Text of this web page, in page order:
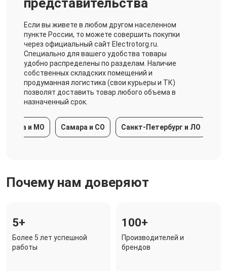
Если вы живете в любом другом населенном
пункте России, то можете совершить покупки
через официальный сайт Electrotorg.ru.
Специально для вашего удобства товары
удобно распределены по разделам. Наличие
собственных складских помещений и
продуманная логистика (свои курьеры и ТК)
позволят доставить товар любого объема в
назначенный срок.
и МО Самара и СО Санкт-Петербург и ЛО
Почему нам доверяют
5+
Более 5 лет успешной
работы
100+
Производителей и
брендов